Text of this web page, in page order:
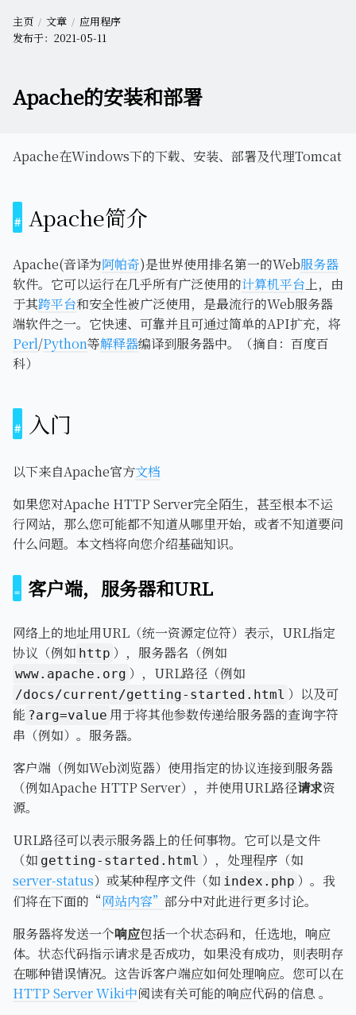
主页 文章
应用程序
发布于： 2021-05-11
Apache的安装和部署
Apache在Windows下的下载、安装、部署及代理Tomcat
Apache简介
Apache(音译为阿帕奇)是世界使用排名第一的Web服务器
软件。它可以运行在几乎所有广泛使用的计算机平台 上，由
于其跨平台和安全性被广泛使用，是最流行的Web服务器
端软件之一。它快速、可靠并且可通过简单的API扩充，将
Perl/Python等解释器编译到服务器中。（摘自：百度百
科）
入门
以下来自Apache官方文档
如果您对Apache HTTP Server完全陌生，甚至根本不运
行网站，那么您可能都不知道从哪里开始，或者不知道要问
什么问题。本文档将向您介绍基础知识。
客户端，服务器和URL
网络上的地址用URL（统一资源定位符）表示，URL指定
协议（例如 http ），服务器名（例如
www.apache.org ），URL路径（例如
/docs/current/getting-started.html ）以及可
能 ?arg=value 用于将其他参数传递给服务器的查询字符
串（例如）。服务器。
客户端（例如Web浏览器）使用指定的协议连接到服务器
（例如Apache HTTP Server），并使用URL路径请求资
源。
URL路径可以表示服务器上的任何事物。它可以是文件
（如 getting-started.html ），处理程序（如
server-status）或某种程序文件（如 index.php ）。我
们将在下面的“网站内容” 部分中对此进行更多讨论。
服务器将发送一个响应包括一个状态码和，任选地，响应
体。状态代码指示请求是否成功，如果没有成功，则表明存
在哪种错误情况。这告诉客户端应如何处理响应。您可以在
HTTP Server Wiki中阅读有关可能的响应代码的信息 。